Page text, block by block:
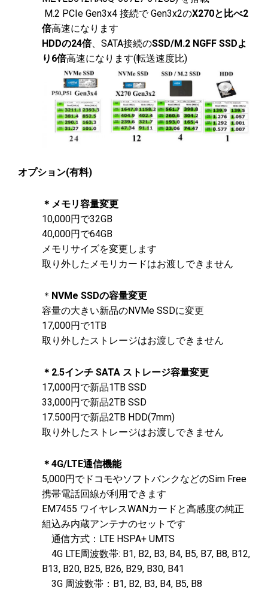
M.2 PCIe Gen3x4 接続で Gen3x2のX270と比べ2
倍高速になります
HDDの24倍、SATA接続のSSD/M.2 NGFF SSDよ
り6倍高速になります(転送速度比)
オプション(有料)
＊メモリ容量変更
10,000円で32GB
40,000円で64GB
メモリサイズを変更します
取り外したメモリカードはお渡しできません
＊ NVMe SSDの容量変更
容量の大きい新品のNVMe SSDに変更
17,000円で1TB
取り外したストレージはお渡しできません
＊2.5インチ SATA ストレージ容量変更
17,000円で新品1TB SSD
33,000円で新品2TB SSD
17.500円で新品2TB HDD(7mm)
取り外したストレージはお渡しできません
＊4G/LTE通信機能
5,000円でドコモやソフトバンクなどのSim Free
携帯電話回線が利用できます
EM7455 ワイヤレスWANカードと高感度の純正
組込み内蔵アンテナのセットです
通信方式：LTE HSPA+ UMTS
4G LTE周波数帯: B1, B2, B3, B4, B5, B7, B8, B12,
B13, B20, B25, B26, B29, B30, B41
3G 周波数帯：B1, B2, B3, B4, B5, B8